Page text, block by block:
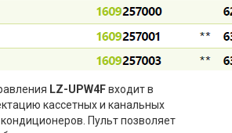
LZ-UPW4Fвходит в
кассетных и канальных
Пульт позволяет